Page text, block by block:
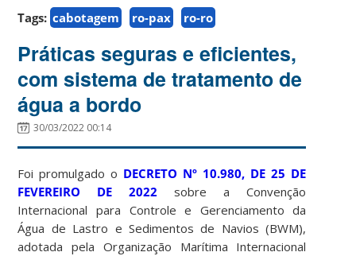
Tags: cabotagem ro-pax ro-ro
Práticas seguras e eficientes,
com sistema de tratamento de
água a bordo
30/03/2022 00:14
Foi promulgado o DECRETO Nº 10.980, DE 25 DE
FEVEREIRO DE 2022 sobre a Convenção
Internacional para Controle e Gerenciamento da
Água de Lastro e Sedimentos de Navios (BWM),
adotada pela Organização Marítima Internacional